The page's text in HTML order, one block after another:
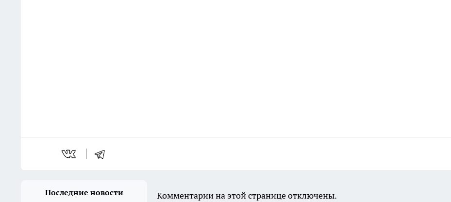
Последние новости Комментарии на этой странице отключены.